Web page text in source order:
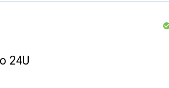
24U